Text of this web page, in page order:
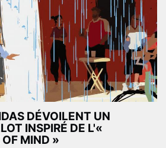
DÉVOILENT UN
INSPIRÉ DE L'«
MIND »